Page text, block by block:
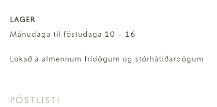
LAGER
Mánudaga til föstudaga 10 – 16
Lokað á almennum frídögum og stórhátíðardögum
PÓSTLISTI